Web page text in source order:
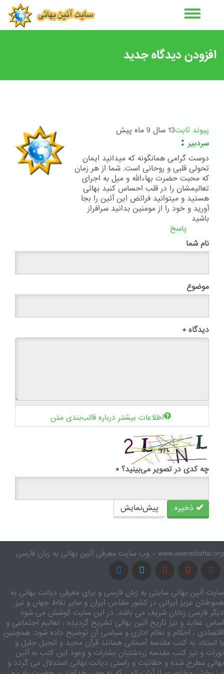
افزودن دیدگاه جدید
پیوند ثابت13 سال 9 ماه پیش
سردبیر:
دوست گرامی همانگونه که میدانید ایمان
تحولی قلبی و روحانی است. شما از هر زمان
که محبت حضرت بهاءالله و میل به اجرای
تعالیمشان را در قلب احساس کنید بهائی
هستید و میتوانید فرائض این آئین را بجا
آورید و خود را از مومنین بدانید سرافراز
باشید
پاسخ
نام شما
موضوع
دیدگاه *
اطلاعات بیشتر درباره قالب‌بندی متن
چه کدی در تصویر می‌بینید؟ *
ذخیره پیش‌نمایش
www.aeenebahai.org - وب سایت معرفی آئین بهائی به زبان فارسی
سایت آئین بهائی سایتی به زبان فارسی و برای معرفی دیانت بهائی به
هموطنان عزیز ایرانی در کشور مقدّس ایران و سایر نقاط جهان و نیز
دیگر فارسی زبانان شریف می باشد. در این سایت کوشش می شود
اساس عقاید و نیز تاریخ آئین بهائی تشریح گردیده ، تعالیم اجتماعی و
اقتصادی ، احکام و نظام اداری و سیاسی آن توضیح داده شود. همچنین
با استناد به کتب مقدسه آسمانی همانند قرآن مجید و انجیل جلیل و
تورات و نیز کتب مقدسه زردشتیان بشارات و وعود این کتب به آئین
بهائی مطرح شده و حقانیّت و راستی دیانت بهائی استدلال می گردد و